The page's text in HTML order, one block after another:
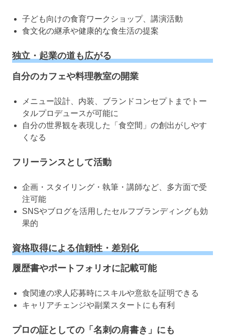
子ども向けの食育ワークショップ、講演活動
食文化の継承や健康的な食生活の提案
独立・起業の道も広がる
自分のカフェや料理教室の開業
メニュー設計、内装、ブランドコンセプトまでトー
タルプロデュースが可能に
自分の世界観を表現した「食空間」の創出がしやす
くなる
フリーランスとして活動
企画・スタイリング・執筆・講師など、多方面で受
注可能
SNSやブログを活用したセルフブランディングも効
果的
資格取得による信頼性・差別化
履歴書やポートフォリオに記載可能
食関連の求人応募時にスキルや意欲を証明できる
キャリアチェンジや副業スタートにも有利
プロの証としての「名刺の肩書き」にも